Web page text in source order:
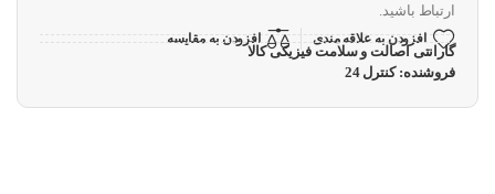
ارتباط باشید.
افزودن به علاقه مندی افزودن به مقایسه
گارانتی اصالت و سلامت فیزیکی کالا
فروشنده: کنترل 24